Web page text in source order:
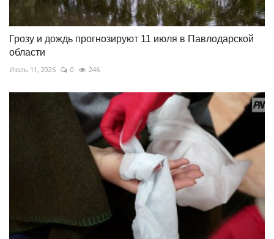
Грозу и дождь прогнозируют 11 июля в Павлодарской
области
Июль 11, 2026 0 246